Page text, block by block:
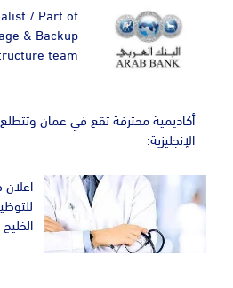
/ Part of
& Backup
team
أكاديمية محترفة تقع في عمان
الإنجليزية:
الخليج